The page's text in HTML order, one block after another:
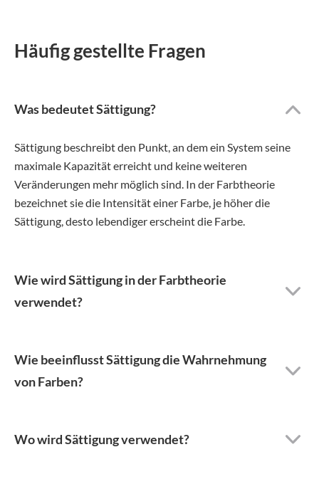
Häufig gestellte Fragen
Was bedeutet Sättigung?
Sättigung beschreibt den Punkt, an dem ein System seine
maximale Kapazität erreicht und keine weiteren
Veränderungen mehr möglich sind. In der Farbtheorie
bezeichnet sie die Intensität einer Farbe, je höher die
Sättigung, desto lebendiger erscheint die Farbe.
Wie wird Sättigung in der Farbtheorie
verwendet?
Wie beeinflusst Sättigung die Wahrnehmung
von Farben?
Wo wird Sättigung verwendet?